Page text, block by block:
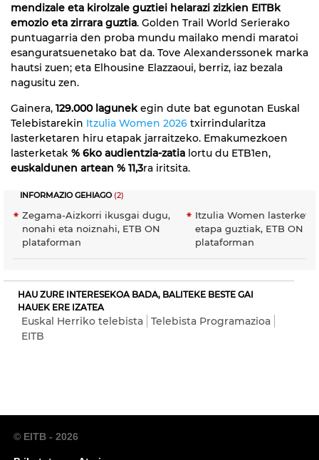
mendizale eta kirolzale guztiei helarazi zizkien EITBk
emozio eta zirrara guztia. Golden Trail World Serierako
puntuagarria den proba mundu mailako mendi maratoi
esanguratsuenetako bat da. Tove Alexanderssonek marka
hautsi zuen; eta Elhousine Elazzaoui, berriz, iaz bezala
nagusitu zen.
Gainera, 129.000 lagunekegin dute bat egunotan Euskal
Telebistarekin Itzulia Women 2026 txirrindularitza
lasterketaren hiru etapak jarraitzeko. Emakumezkoen
lasterketak % 6ko audientzia-zatia lortu du ETB1en,
euskaldunen artean % 11,3ra iritsita.
INFORMAZIO GEHIAGO(2)
Zegama-Aizkorri ikusgai dugu,
nonahi eta noiznahi, ETB ON
plataforman
Itzulia Women
etapa guztiak, ETB ON
plataforman
HAU ZURE INTERESEKOA BADA, BALITEKE BESTE GAI
HAUEK ERE IZATEA
Euskal Herriko telebista
Telebista Programazioa
EITB
© EITB - 2026